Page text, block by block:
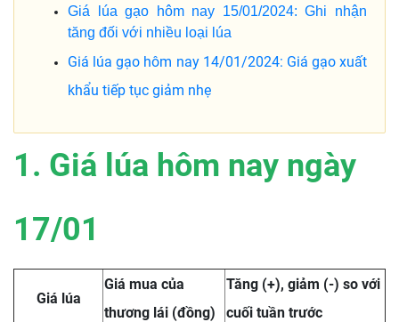
Giá lúa gạo hôm nay 15/01/2024: Ghi nhận
tăng đối với nhiều loại lúa
Giá lúa gạo hôm nay 14/01/2024: Giá gạo xuất
khẩu tiếp tục giảm nhẹ
1. Giá lúa hôm nay ngày
17/01
Giá lúa
Giá mua của
thương lái (đồng)
Tăng (+), giảm (-) so với
cuối tuần trước